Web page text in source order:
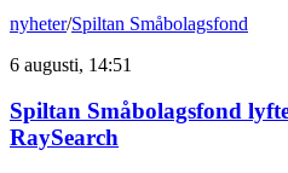
nyheter/Spiltan Småbolagsfond
6 augusti, 14:51
Spiltan Småbolagsfond
RaySearch